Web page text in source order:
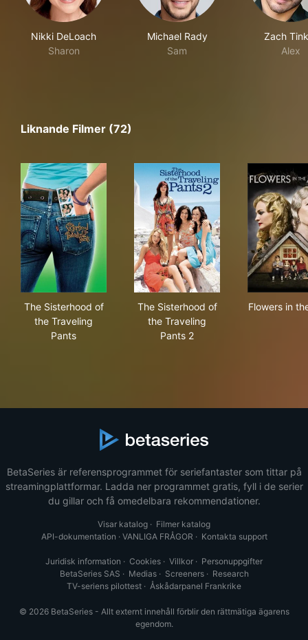
Nikki DeLoach
Sharon
Michael Rady
Sam
Zach
Alex
Liknande Filmer (72)
The Sisterhood of
the Traveling
Pants
The Sisterhood of
the Traveling
Pants 2
Flowers in
BetaSeries är referensprogrammet för seriefantaster som tittar på
streamingplattformar. Ladda ner programmet gratis, fyll i de serier
du gillar och få omedelbara rekommendationer.
Visar katalog · Filmer katalog
API-dokumentation · VANLIGA FRÅGOR · Kontakta support
Juridisk information · Cookies · Villkor · Personuppgifter
BetaSeries SAS · Medias· Screeners· Research
TV-seriens pilottest · Åskådarpanel Frankrike
© 2026 BetaSeries - Allt externt innehåll förblir den rättmätiga ägarens
egendom.